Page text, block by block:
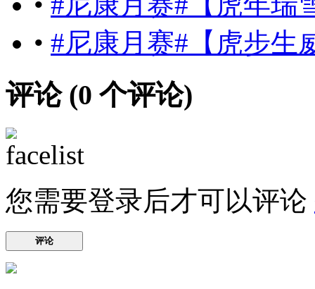
• #尼康月赛#【虎步生
评论 (0 个评论)
您需要登录后才可以评论
评论